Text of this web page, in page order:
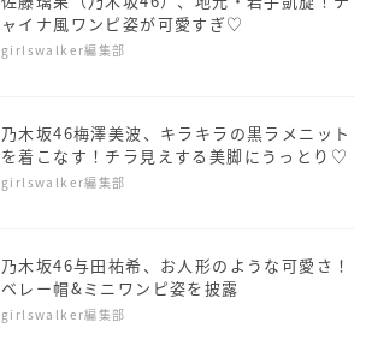
ャイナ風ワンピ姿が可愛すぎ♡
girlswalker編集部
乃木坂46梅澤美波、キラキラの黒ラメニット
を着こなす！チラ見えする美脚にうっとり♡
girlswalker編集部
乃木坂46与田祐希、お人形のような可愛さ！
ベレー帽&ミニワンピ姿を披露
girlswalker編集部